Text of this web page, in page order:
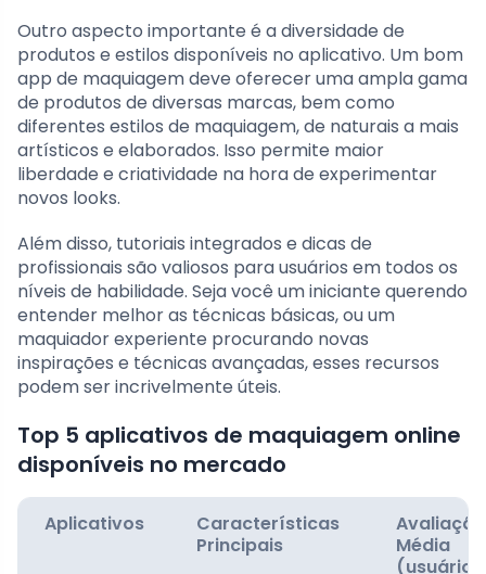
Outro aspecto importante é a diversidade de
produtos e estilos disponíveis no aplicativo. Um bom
app de maquiagem deve oferecer uma ampla gama
de produtos de diversas marcas, bem como
diferentes estilos de maquiagem, de naturais a mais
artísticos e elaborados. Isso permite maior
liberdade e criatividade na hora de experimentar
novos looks.
Além disso, tutoriais integrados e dicas de
profissionais são valiosos para usuários em todos os
níveis de habilidade. Seja você um iniciante querendo
entender melhor as técnicas básicas, ou um
maquiador experiente procurando novas
inspirações e técnicas avançadas, esses recursos
podem ser incrivelmente úteis.
Top 5 aplicativos de maquiagem online
disponíveis no mercado
Aplicativos
Características
Principais
Avaliação
Média